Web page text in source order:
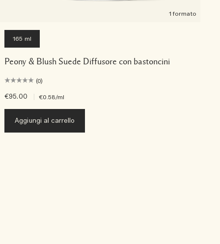
1 formato
165 ml
Peony & Blush Suede Diffusore con bastoncini
(0)
€95.00 €0.58/ml
Aggiungi al carrello